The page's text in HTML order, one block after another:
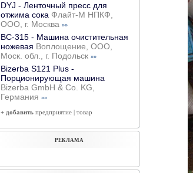
DYJ - Ленточный пресс для
отжима сока Флайт-М НПКФ,
ООО, г. Москва »»
ВС-315 - Машина очистительная
ножевая Воплощение, ООО,
Моск. обл., г. Подольск »»
Bizerba S121 Plus -
Порционирующая машина
Bizerba GmbH & Co. KG,
Германия »»
+ добавить предприятие | товар
РЕКЛАМА